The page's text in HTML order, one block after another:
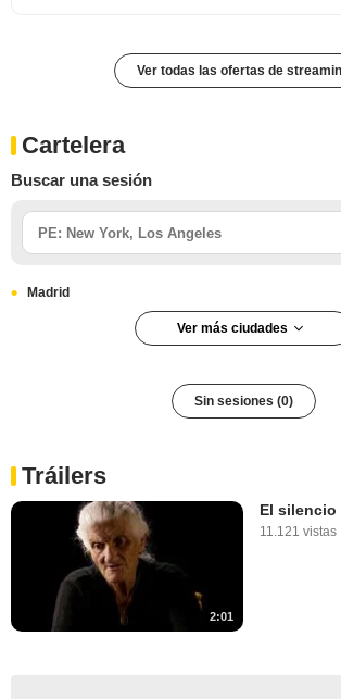
Ver todas las ofertas de
Cartelera
Buscar una sesión
Madrid
Ver más ciudades
Sin sesiones (0)
Tráilers
2:01
El silencio
11.121 vistas